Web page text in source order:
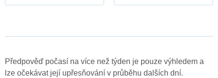
Předpověď počasí na více než týden je pouze výhledem a
lze očekávat její upřesňování v průběhu dalších dní.